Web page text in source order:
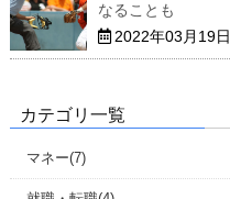
なることも
2022年03月19日
カテゴリ一覧
マネー(7)